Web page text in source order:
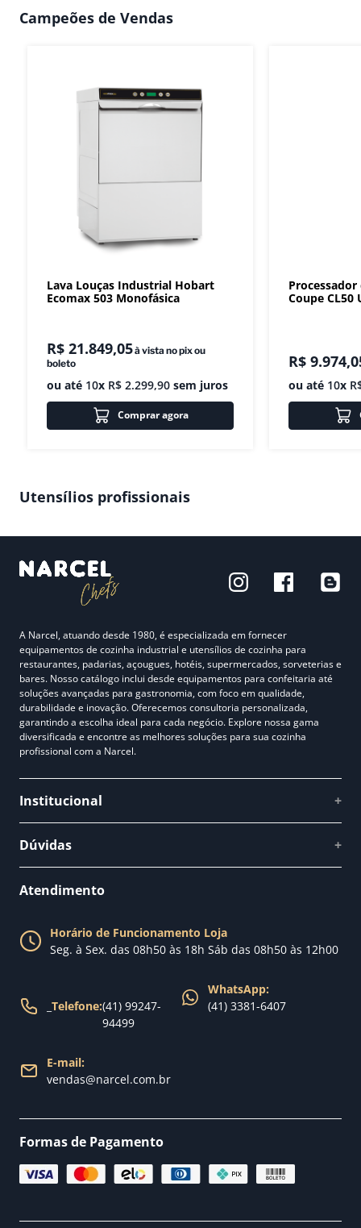
Campeões de Vendas
Lava Louças Industrial Hobart
Ecomax 503 Monofásica
R$ 21.849,05à vista no pix ou
boleto
ou até 10x R$ 2.299,90 sem juros
Comprar agora
Coupe CL50
R$ 9.974,
ou até 10x
Utensílios profissionais
A Narcel, atuando desde 1980, é especializada em fornecer
equipamentos de cozinha industrial e utensílios de cozinha para
restaurantes, padarias, açougues, hotéis, supermercados, sorveterias e
bares. Nosso catálogo inclui desde equipamentos para confeitaria até
soluções avançadas para gastronomia, com foco em qualidade,
durabilidade e inovação. Oferecemos consultoria personalizada,
garantindo a escolha ideal para cada negócio. Explore nossa gama
diversificada e encontre as melhores soluções para sua cozinha
profissional com a Narcel.
Institucional +
Fale conosco
Nossa loja
Dúvidas +
Política de Trocas
Política de Entrega
Atendimento
Horário de Funcionamento Loja
Seg. à Sex. das 08h50 às 18h Sáb das 08h50 às 12h00
Telefone:(41) 99247-
94499
WhatsApp:
(41) 3381-6407
E-mail:
vendas@narcel.com.br
Formas de Pagamento